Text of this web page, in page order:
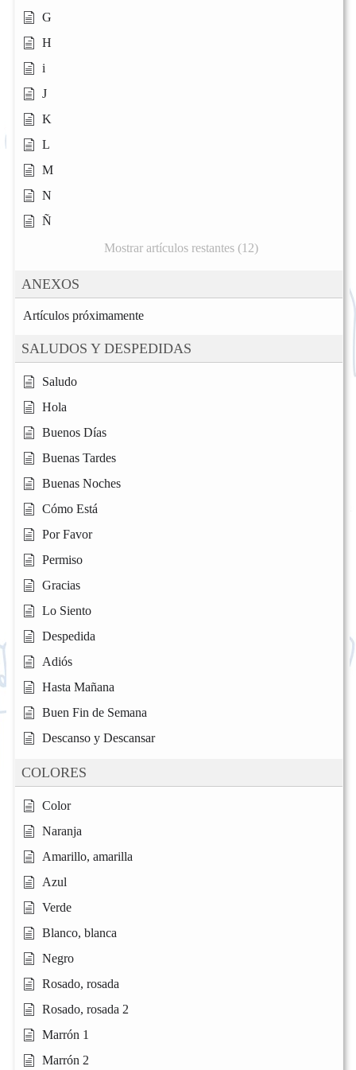
G
H
i
J
K
L
M
N
Ñ
Mostrar artículos restantes (12)
ANEXOS
Artículos próximamente
SALUDOS Y DESPEDIDAS
Saludo
Hola
Buenos Días
Buenas Tardes
Buenas Noches
Cómo Está
Por Favor
Permiso
Gracias
Lo Siento
Despedida
Adiós
Hasta Mañana
Buen Fin de Semana
Descanso y Descansar
COLORES
Color
Naranja
Amarillo, amarilla
Azul
Verde
Blanco, blanca
Negro
Rosado, rosada
Rosado, rosada 2
Marrón 1
Marrón 2